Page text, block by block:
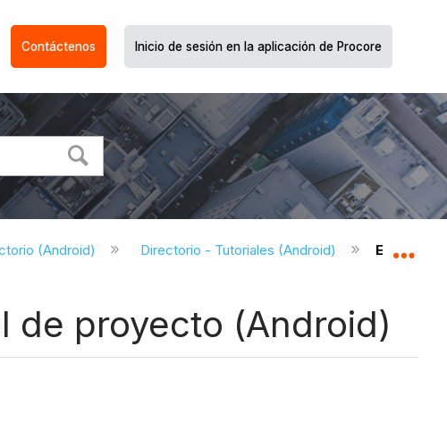
Contáctenos Inicio de sesión en la aplicación de Procore
(Android) Directorio - Tutoriales (Android) Editar
de proyecto (Android)